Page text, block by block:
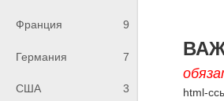
Франция 9
Германия 7
США 3
html-